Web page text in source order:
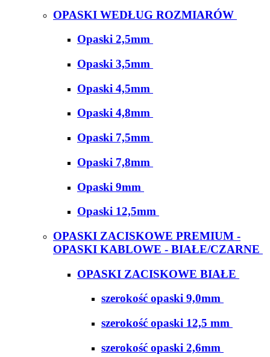
OPASKI WEDŁUG ROZMIARÓW
Opaski 2,5mm
Opaski 3,5mm
Opaski 4,5mm
Opaski 4,8mm
Opaski 7,5mm
Opaski 7,8mm
Opaski 9mm
Opaski 12,5mm
OPASKI ZACISKOWE PREMIUM -
OPASKI KABLOWE - BIAŁE/CZARNE
OPASKI ZACISKOWE BIAŁE
szerokość opaski 9,0mm
szerokość opaski 12,5 mm
szerokość opaski 2,6mm